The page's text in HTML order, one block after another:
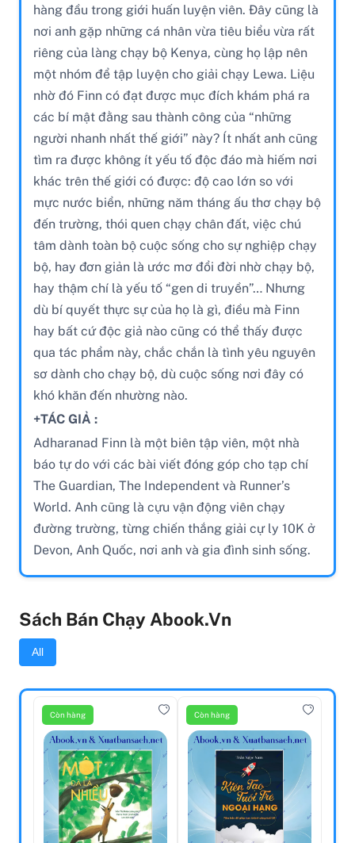
hàng đầu trong giới huấn luyện viên. Đây cũng là
nơi anh gặp những cá nhân vừa tiêu biểu vừa rất
riêng của làng chạy bộ Kenya, cùng họ lập nên
một nhóm để tập luyện cho giải chạy Lewa. Liệu
nhờ đó Finn có đạt được mục đích khám phá ra
các bí mật đằng sau thành công của “những
người nhanh nhất thế giới” này? Ít nhất anh cũng
tìm ra được không ít yếu tố độc đáo mà hiếm nơi
khác trên thế giới có được: độ cao lớn so với
mực nước biển, những năm tháng ấu thơ chạy bộ
đến trường, thói quen chạy chân đất, việc chú
tâm dành toàn bộ cuộc sống cho sự nghiệp chạy
bộ, hay đơn giản là ước mơ đổi đời nhờ chạy bộ,
hay thậm chí là yếu tố “gen di truyền”… Nhưng
dù bí quyết thực sự của họ là gì, điều mà Finn
hay bất cứ độc giả nào cũng có thể thấy được
qua tác phẩm này, chắc chắn là tình yêu nguyên
sơ dành cho chạy bộ, dù cuộc sống nơi đây có
khó khăn đến nhường nào.
+TÁC GIẢ :
Adharanad Finn là một biên tập viên, một nhà
báo tự do với các bài viết đóng góp cho tạp chí
The Guardian, The Independent và Runner’s
World. Anh cũng là cựu vận động viên chạy
đường trường, từng chiến thắng giải cự ly 10K ở
Devon, Anh Quốc, nơi anh và gia đình sinh sống.
Sách Bán Chạy Abook.vn
All
Còn hàng Còn hàng